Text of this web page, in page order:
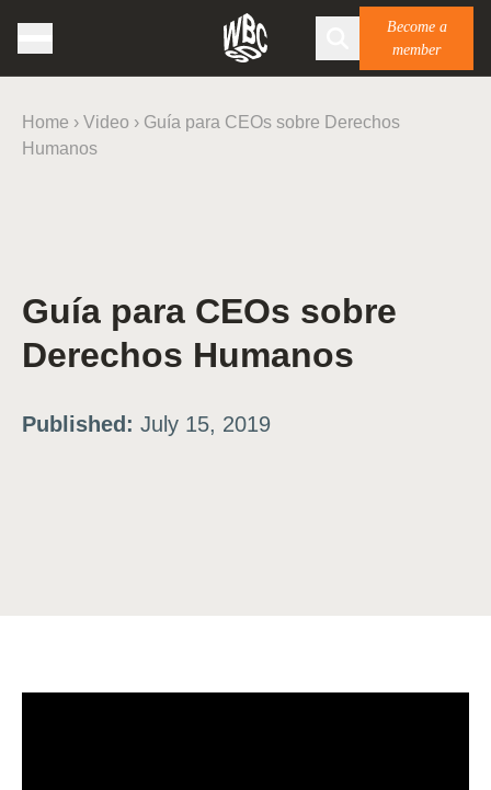
Become a
member
Home › Video › Guía para CEOs sobre Derechos
Humanos
Guía para CEOs sobre
Derechos Humanos
Published: July 15, 2019